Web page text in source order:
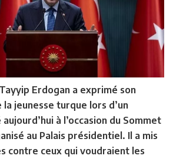
Erdogan a exprimé son
jeunesse turque lors d’un
à l’occasion du Sommet
au Palais présidentiel. Il a mis
contre ceux qui voudraient les